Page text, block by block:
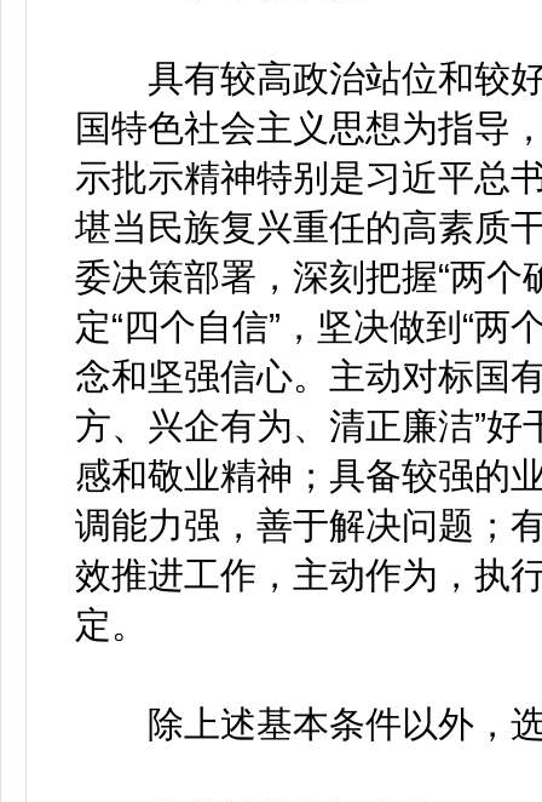
具有较高政治站位和较好
国特色社会主义思想为指导
示批示精神特别是习近平总
堪当民族复兴重任的高素质
委决策部署，深刻把握“两个
定“四个自信”，坚决做到“两
念和坚强信心。主动对标国
方、兴企有为、清正廉洁”
感和敬业精神；具备较强的
调能力强，善于解决问题；
效推进工作，主动作为，执
定。
除上述基本条件以外，选